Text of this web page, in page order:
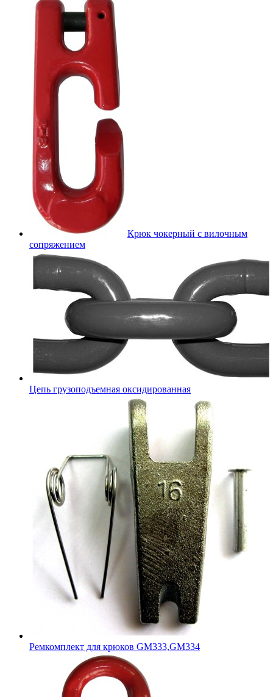
Крюк чокерный с вилочным
сопряжением
Цепь грузоподъемная оксидированная
Ремкомплект для крюков GM333,GM334